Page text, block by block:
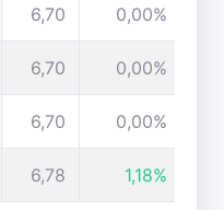
6,70 0,00%
6,70 0,00%
6,70 0,00%
6,78 1,18%